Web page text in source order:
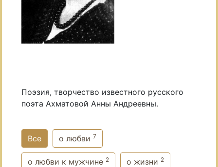
Поэзия, творчество известного русского
поэта Ахматовой Анны Андреевны.
Все о любви 7
о любви к мужчине 2 о жизни 2